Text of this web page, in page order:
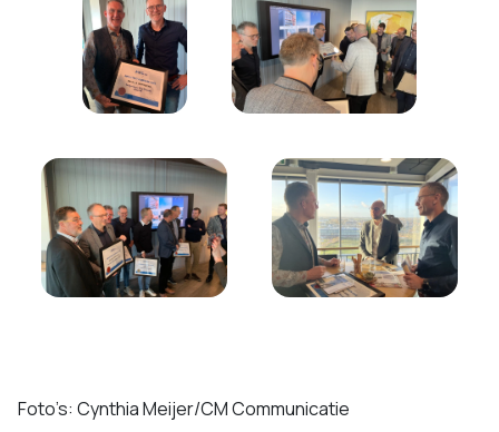
Foto’s: Cynthia Meijer/CM Communicatie